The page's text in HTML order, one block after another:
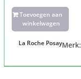
Toevoegen aan
winkelwagen
Merk:
La Roche Posay